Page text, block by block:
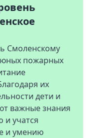
Смоленскому
пожарных
их
дети и
важные знания
и учатся
и умению